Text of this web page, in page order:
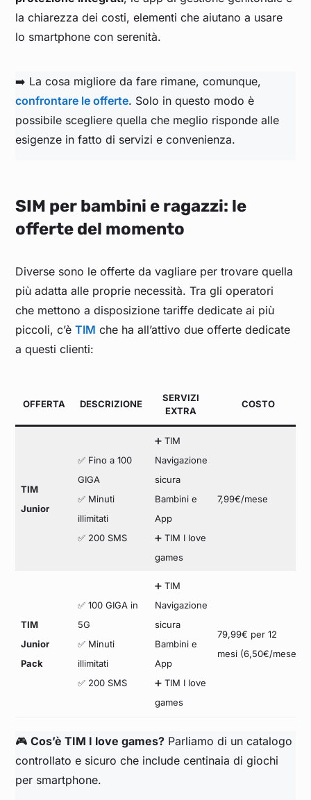
la chiarezza dei costi, elementi che aiutano a usare
lo smartphone con serenità.
➡️ La cosa migliore da fare rimane, comunque,
confrontare le offerte. Solo in questo modo è
possibile scegliere quella che meglio risponde alle
esigenze in fatto di servizi e convenienza.
SIM per bambini e ragazzi: le
offerte del momento
Diverse sono le offerte da vagliare per trovare quella
più adatta alle proprie necessità. Tra gli operatori
che mettono a disposizione tariffe dedicate ai più
piccoli, c’èTIM che ha all’attivo due offerte dedicate
a questi clienti:
OFFERTA DESCRIZIONE
SERVIZI
EXTRA
COSTO
TIM
Junior
✅ Fino a 100
GIGA
✅ Minuti
illimitati
✅ 200 SMS
➕ TIM
Navigazione
sicura
Bambini e
App
➕ TIM I love
games
7,99€/mese
TIM
Junior
Pack
✅ 100 GIGA in
5G
✅ Minuti
illimitati
✅ 200 SMS
➕ TIM
Navigazione
sicura
Bambini e
App
➕ TIM I love
games
79,99€ per 12
mesi (6,50€/mese)
🎮Cos’è TIM I love games? Parliamo di un catalogo
controllato e sicuro che include centinaia di giochi
per smartphone.